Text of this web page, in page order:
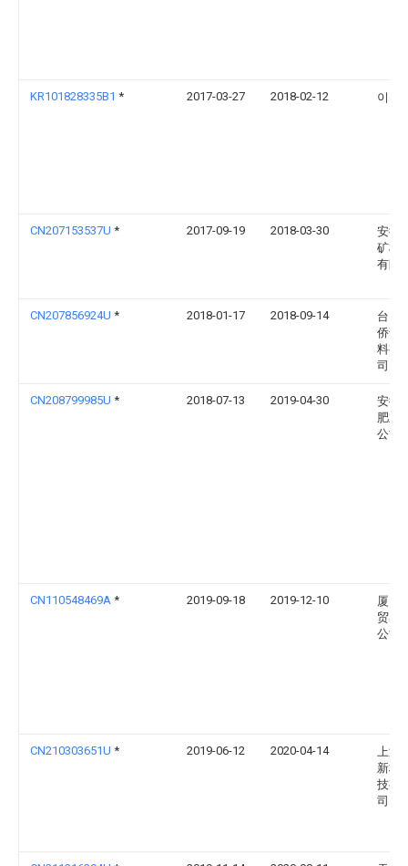
KR101828335B1 * 2017-03-27 2018-02-12 이상
CN207153537U * 2017-09-19 2018-03-30
安徽
矿机
有限
CN207856924U * 2018-01-17 2018-09-14
台山
侨试
料有
司
CN208799985U * 2018-07-13 2019-04-30
安徽
肥业
公司
CN110548469A * 2019-09-18 2019-12-10
厦门
贸易
公司
CN210303651U * 2019-06-12 2020-04-14
上海
新材
技有
司